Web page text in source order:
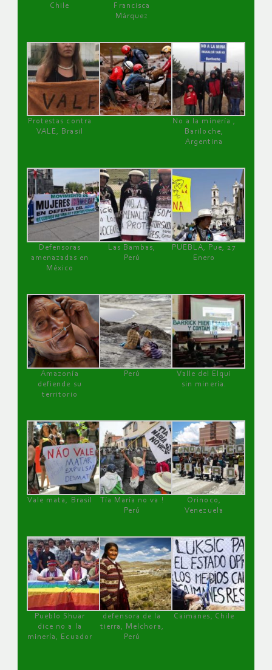
Chile
Francisca
Márquez
Protestas contra
VALE, Brasil
No a la minería ,
Bariloche,
Argentina
Defensoras
amenazadas en
México
Las Bambas,
Perú
PUEBLA, Pue, 27
Enero
Amazonía
defiende su
territorio
Perú
Valle del Elqui
sin minería.
Vale mata, Brasil
Tía María no va !
Perú
Orinoco,
Venezuela
Pueblo Shuar
dice no a la
minería, Ecuador
defensora de la
tierra, Melchora,
Perú
Caimanes, Chile